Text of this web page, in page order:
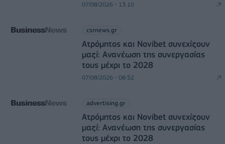
07/08/2026 - 13:10
csrnews.gr
Ατρόμητος και Novibet συνεχίζουν
μαζί: Ανανέωση της συνεργασίας
τους μέχρι το 2028
07/08/2026 - 08:52
advertising.gr
Ατρόμητος και Novibet συνεχίζουν
μαζί: Ανανέωση της συνεργασίας
τους μέχρι το 2028